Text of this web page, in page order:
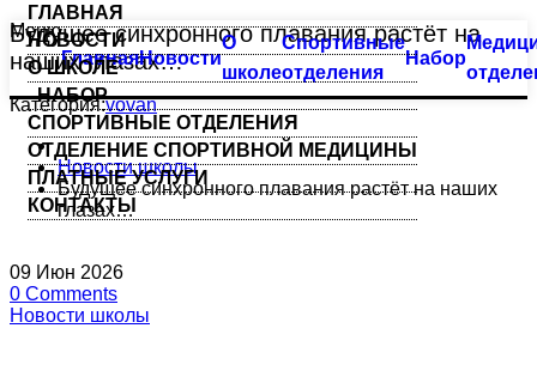
Меню
ГлавнаяНовости
О
школе
Спортивные
отделения
Тхэквондо
Биатлон
Плавание
Пулевая стрельба
Пулевая стрельба (спорт глухих)
Синхронное плавание
Набор
Большой бассейн
Оздоровительное плавание
Семейное плавание
Группа «Барракуда»
Аквааэробика
Индивидуальные занятия
ГЛАВНАЯ
НОВОСТИ
О ШКОЛЕ
НАБОР
СПОРТИВНЫЕ ОТДЕЛЕНИЯ
ОТДЕЛЕНИЕ СПОРТИВНОЙ МЕДИЦИНЫ
ПЛАТНЫЕ УСЛУГИ
КОНТАКТЫ
Будущее синхронного плавания растёт на
наших глазах…
Категория:vovan
Новости школы
Будущее синхронного плавания растёт на наших
глазах…
09 Июн 2026
0 Comments
Новости школы